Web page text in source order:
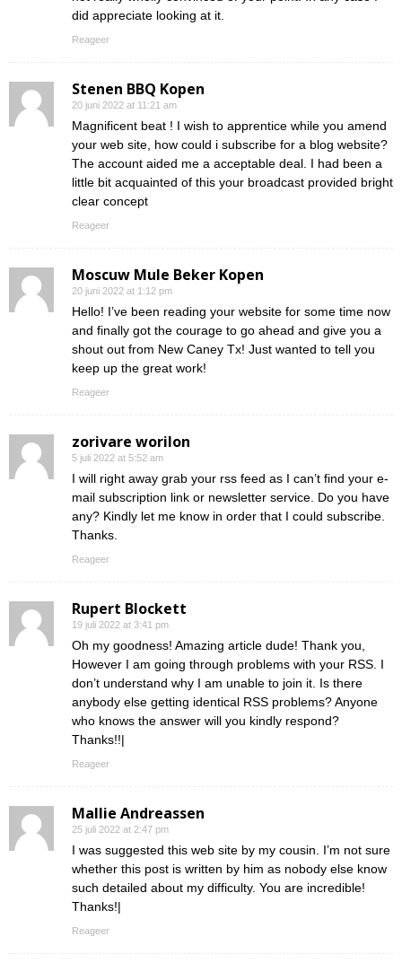
did appreciate looking at it.
Reageer
Stenen BBQ Kopen
20 juni 2022 at 11:21 am
Magnificent beat ! I wish to apprentice while you amend
your web site, how could i subscribe for a blog website?
The account aided me a acceptable deal. I had been a
little bit acquainted of this your broadcast provided bright
clear concept
Reageer
Moscuw Mule Beker Kopen
20 juni 2022 at 1:12 pm
Hello! I’ve been reading your website for some time now
and finally got the courage to go ahead and give you a
shout out from New Caney Tx! Just wanted to tell you
keep up the great work!
Reageer
zorivare worilon
5 juli 2022 at 5:52 am
I will right away grab your rss feed as I can’t find your e-
mail subscription link or newsletter service. Do you have
any? Kindly let me know in order that I could subscribe.
Thanks.
Reageer
Rupert Blockett
19 juli 2022 at 3:41 pm
Oh my goodness! Amazing article dude! Thank you,
However I am going through problems with your RSS. I
don’t understand why I am unable to join it. Is there
anybody else getting identical RSS problems? Anyone
who knows the answer will you kindly respond?
Thanks!!|
Reageer
Mallie Andreassen
25 juli 2022 at 2:47 pm
I was suggested this web site by my cousin. I’m not sure
whether this post is written by him as nobody else know
such detailed about my difficulty. You are incredible!
Thanks!|
Reageer